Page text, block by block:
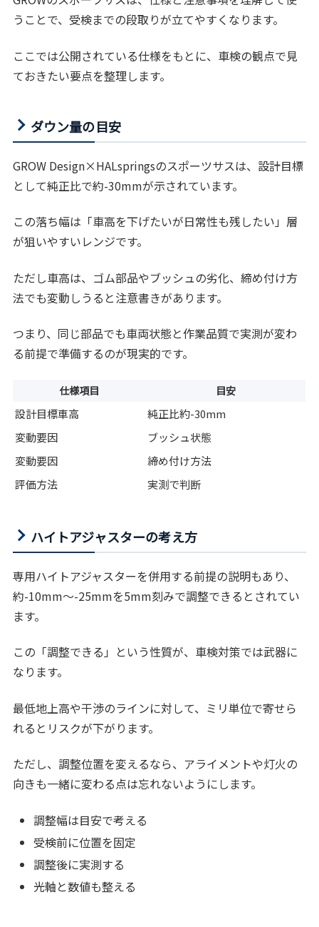
うことで、受検までの段取りが立てやすくなります。
ここでは公開されている仕様をもとに、車検の観点で見
ておきたい要点を整理します。
ダウン量の目安
GROW Design×HALspringsのスポーツサスは、設計目標
として純正比で約-30mmが示されています。
この落ち幅は「車高を下げたいが日常性も残したい」層
が狙いやすいレンジです。
ただし車高は、ゴム部品やブッシュの劣化、締め付け方
法でも変動しうると注意書きがあります。
つまり、同じ部品でも車両状態と作業品質で実測が変わ
る前提で準備するのが現実的です。
仕様項目 目安
設計目標車高
純正比約-30mm
変動要因
ブッシュ状態
変動要因
締め付け方法
評価方法
実測で判断
ハイトアジャスターの考え方
専用ハイトアジャスターを併用する前提の説明もあり、
約-10mm～-25mmを5mm刻みで調整できるとされてい
ます。
この「調整できる」という性質が、車検対策では武器に
なります。
最低地上高や干渉のラインに対して、ミリ単位で寄せら
れるとリスクが下がります。
ただし、調整位置を変えるなら、アライメントや灯火の
向きも一緒に変わる点は忘れないようにします。
調整幅は目安で考える
受検前に位置を固定
調整後に実測する
光軸と数値も整える